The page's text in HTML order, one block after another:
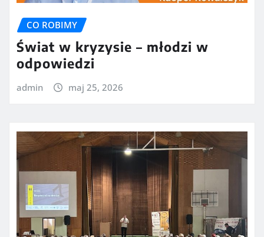
CO ROBIMY
Świat w kryzysie – młodzi w
odpowiedzi
admin maj 25, 2026